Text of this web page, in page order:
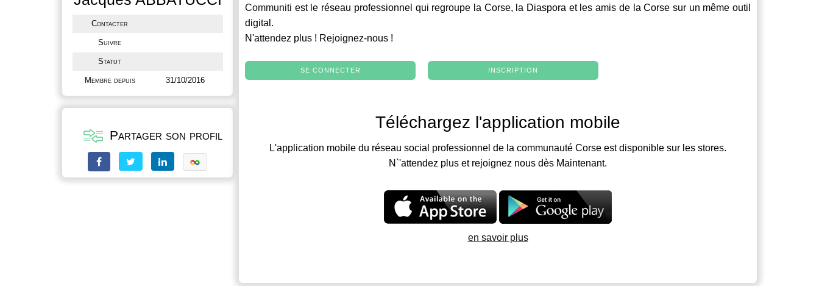
Contacter
Suivre
Statut
Membre depuis 31/10/2016
Partager son profil
Communiti est le réseau professionnel qui regroupe la Corse, la Diaspora et les amis de la Corse sur un même outil
digital.
N'attendez plus ! Rejoignez-nous !
SE CONNECTER INSCRIPTION
Téléchargez l'application mobile
L'application mobile du réseau social professionnel de la communauté Corse est disponible sur les stores.
N`'attendez plus et rejoignez nous dès Maintenant.
en savoir plus